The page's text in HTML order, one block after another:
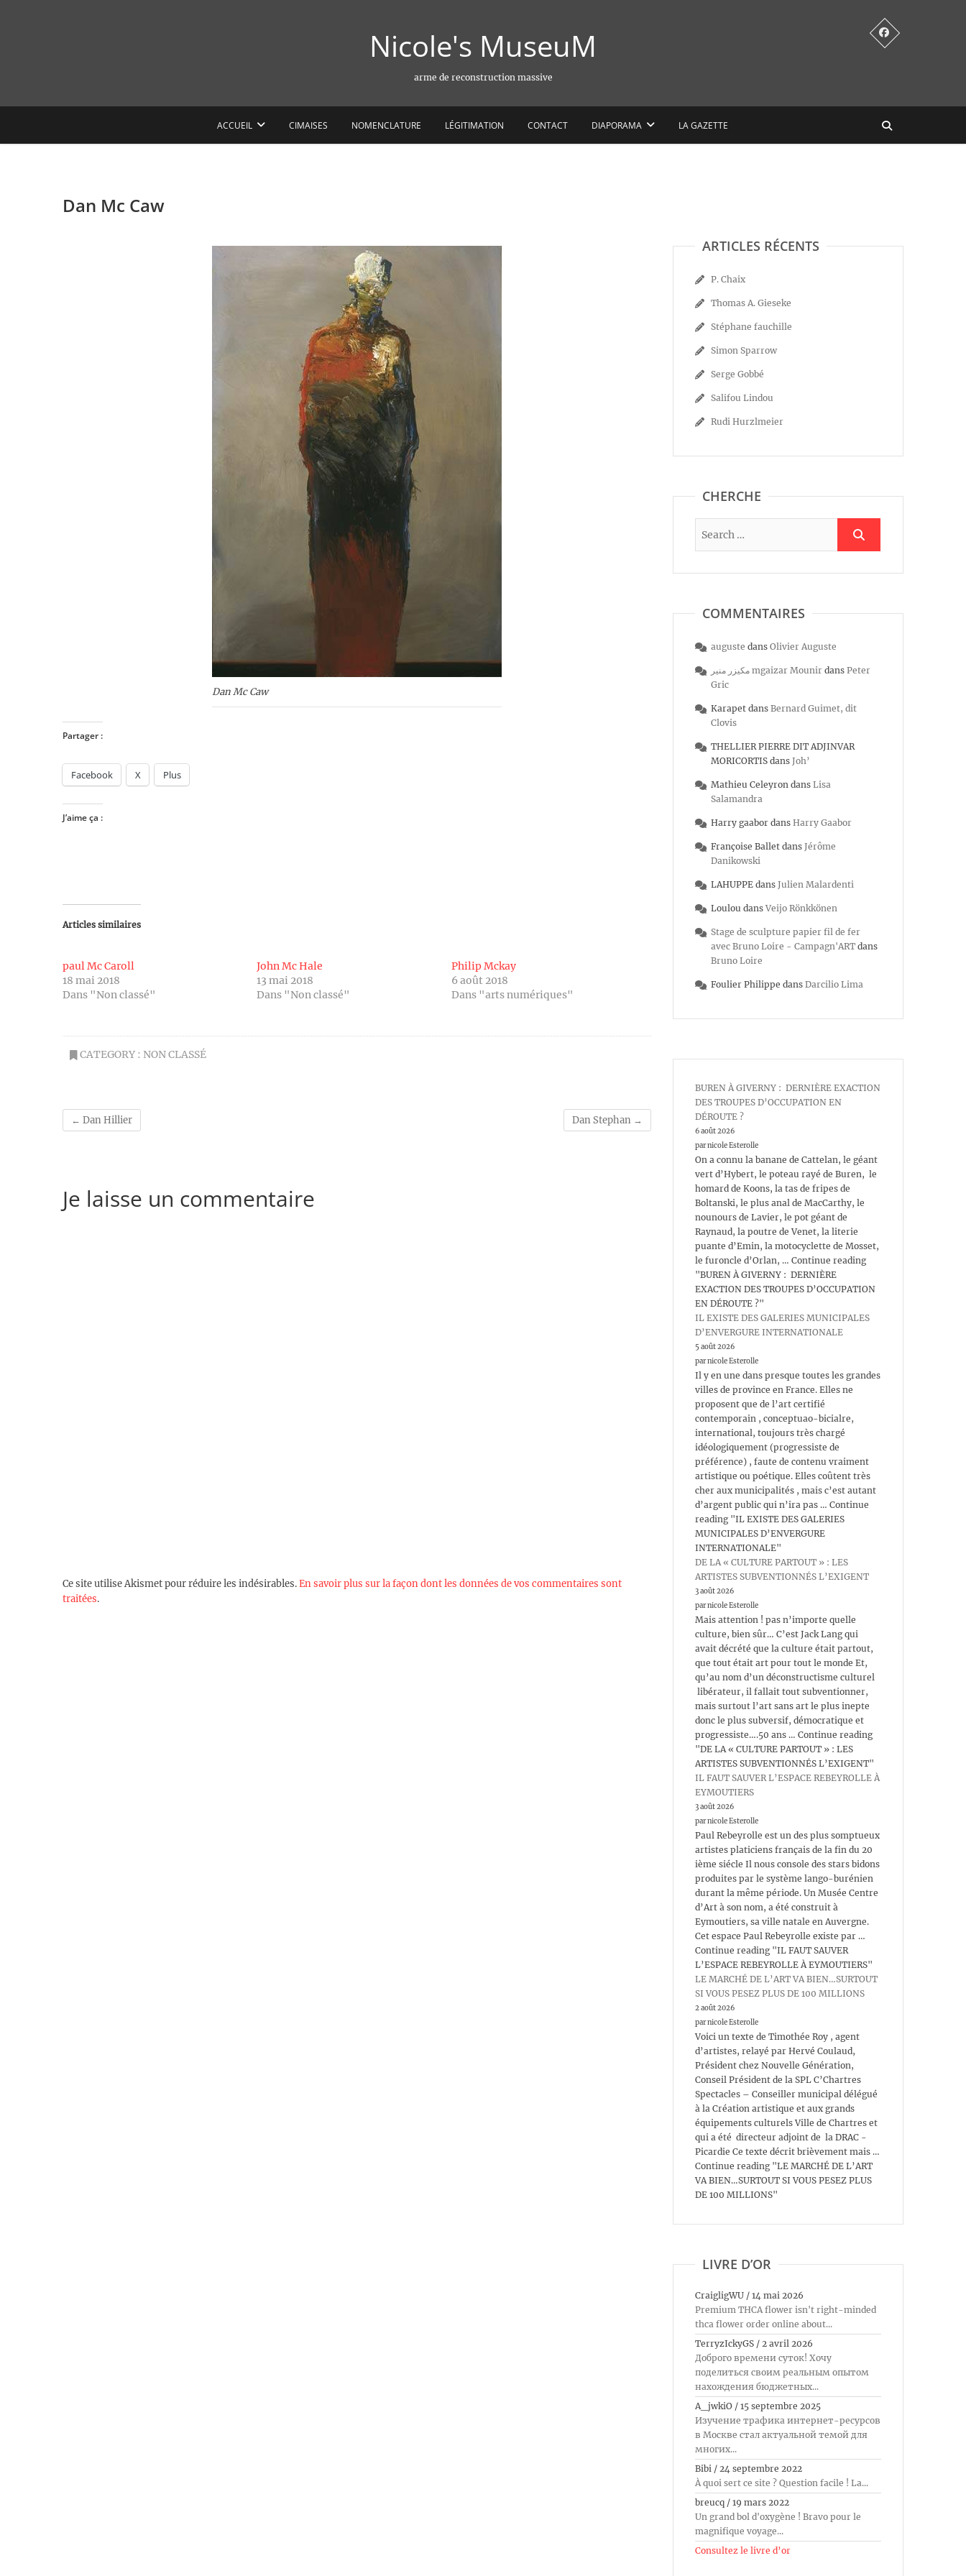
Nicole's MuseuM
arme de reconstruction massive
ACCUEIL CIMAISES NOMENCLATURE LÉGITIMATION CONTACT DIAPORAMA LA GAZETTE
Dan Mc Caw
Dan Mc Caw
Partager :
Facebook X Plus
J’aime ça :
Articles similaires
paul Mc Caroll
18 mai 2018
Dans "Non classé"
John Mc Hale
13 mai 2018
Dans "Non classé"
Philip Mckay
6 août 2018
Dans "arts numériques"
CATEGORY : NON CLASSÉ
← Dan Hillier Dan Stephan →
Je laisse un commentaire
Ce site utilise Akismet pour réduire les indésirables.En savoir plus sur la façon dont les données de vos commentaires sont
traitées.
ARTICLES RÉCENTS
P. Chaix
Thomas A. Gieseke
Stéphane fauchille
Simon Sparrow
Serge Gobbé
Salifou Lindou
Rudi Hurzlmeier
CHERCHE
COMMENTAIRES
auguste dans Olivier Auguste
مكيزر منير mgaizar Mounir dans Peter
Gric
Karapet dans Bernard Guimet, dit
Clovis
THELLIER PIERRE DIT ADJINVAR
MORICORTIS dans Joh’
Mathieu Celeyron dans Lisa
Salamandra
Harry gaabor dans Harry Gaabor
Françoise Ballet dans Jérôme
Danikowski
LAHUPPE dans Julien Malardenti
Loulou dans Veijo Rönkkönen
Stage de sculpture papier fil de fer
avec Bruno Loire - Campagn'ART dans
Bruno Loire
Foulier Philippe dans Darcilio Lima
BUREN À GIVERNY : DERNIÈRE EXACTION
DES TROUPES D’OCCUPATION EN
DÉROUTE ?
6 août 2026
par nicole Esterolle
On a connu la banane de Cattelan, le géant
vert d’Hybert, le poteau rayé de Buren, le
homard de Koons, la tas de fripes de
Boltanski, le plus anal de MacCarthy, le
nounours de Lavier, le pot géant de
Raynaud, la poutre de Venet, la literie
puante d’Emin, la motocyclette de Mosset,
le furoncle d’Orlan, … Continue reading
"BUREN À GIVERNY : DERNIÈRE
EXACTION DES TROUPES D’OCCUPATION
EN DÉROUTE ?"
IL EXISTE DES GALERIES MUNICIPALES
D’ENVERGURE INTERNATIONALE
5 août 2026
par nicole Esterolle
Il y en une dans presque toutes les grandes
villes de province en France. Elles ne
proposent que de l’art certifié
contemporain , conceptuao-bicialre,
international, toujours très chargé
idéologiquement (progressiste de
préférence) , faute de contenu vraiment
artistique ou poétique. Elles coûtent très
cher aux municipalités , mais c’est autant
d’argent public qui n’ira pas … Continue
reading "IL EXISTE DES GALERIES
MUNICIPALES D’ENVERGURE
INTERNATIONALE"
DE LA « CULTURE PARTOUT » : LES
ARTISTES SUBVENTIONNÉS L’EXIGENT
3 août 2026
par nicole Esterolle
Mais attention ! pas n’importe quelle
culture, bien sûr… C’est Jack Lang qui
avait décrété que la culture était partout,
que tout était art pour tout le monde Et,
qu’au nom d’un déconstructisme culturel
libérateur, il fallait tout subventionner,
mais surtout l’art sans art le plus inepte
donc le plus subversif, démocratique et
progressiste….50 ans … Continue reading
"DE LA « CULTURE PARTOUT » : LES
ARTISTES SUBVENTIONNÉS L’EXIGENT"
IL FAUT SAUVER L’ESPACE REBEYROLLE À
EYMOUTIERS
3 août 2026
par nicole Esterolle
Paul Rebeyrolle est un des plus somptueux
artistes platiciens français de la fin du 20
ième siécle Il nous console des stars bidons
produites par le système lango-burénien
durant la même période. Un Musée Centre
d’Art à son nom, a été construit à
Eymoutiers, sa ville natale en Auvergne.
Cet espace Paul Rebeyrolle existe par …
Continue reading "IL FAUT SAUVER
L’ESPACE REBEYROLLE À EYMOUTIERS"
LE MARCHÉ DE L’ART VA BIEN…SURTOUT
SI VOUS PESEZ PLUS DE 100 MILLIONS
2 août 2026
par nicole Esterolle
Voici un texte de Timothée Roy , agent
d’artistes, relayé par Hervé Coulaud,
Président chez Nouvelle Génération,
Conseil Président de la SPL C’Chartres
Spectacles – Conseiller municipal délégué
à la Création artistique et aux grands
équipements culturels Ville de Chartres et
qui a été directeur adjoint de la DRAC -
Picardie Ce texte décrit brièvement mais …
Continue reading "LE MARCHÉ DE L’ART
VA BIEN…SURTOUT SI VOUS PESEZ PLUS
DE 100 MILLIONS"
LIVRE D’OR
CraigligWU / 14 mai 2026
Premium THCA flower isn't right-minded
thca flower order online about...
TerryzIckyGS / 2 avril 2026
Доброго времени суток! Хочу
поделиться своим реальным опытом
нахождения бюджетных...
A_jwkiO / 15 septembre 2025
Изучение трафика интернет-ресурсов
в Москве стал актуальной темой для
многих...
Bibi / 24 septembre 2022
À quoi sert ce site ? Question facile ! La...
breucq / 19 mars 2022
Un grand bol d'oxygène ! Bravo pour le
magnifique voyage...
Consultez le livre d’or